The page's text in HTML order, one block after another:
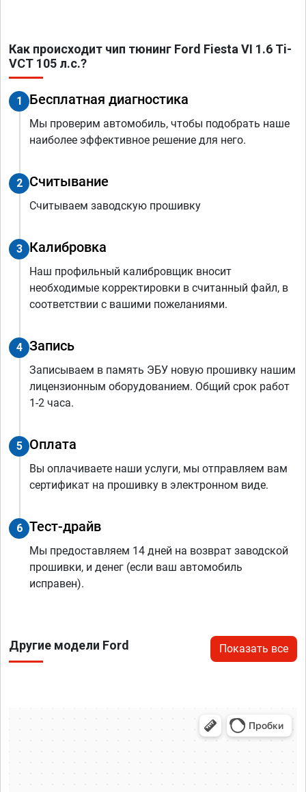
Как происходит чип тюнинг Ford Fiesta VI 1.6 Ti-
VCT 105 л.с.?
1 Бесплатная диагностика
Мы проверим автомобиль, чтобы подобрать наше
наиболее эффективное решение для него.
2 Считывание
Считываем заводскую прошивку
3 Калибровка
Наш профильный калибровщик вносит
необходимые корректировки в считанный файл, в
соответствии с вашими пожеланиями.
4 Запись
Записываем в память ЭБУ новую прошивку нашим
лицензионным оборудованием. Общий срок работ
1-2 часа.
5 Оплата
Вы оплачиваете наши услуги, мы отправляем вам
сертификат на прошивку в электронном виде.
6 Тест-драйв
Мы предоставляем 14 дней на возврат заводской
прошивки, и денег (если ваш автомобиль
исправен).
Другие модели Ford Показать все